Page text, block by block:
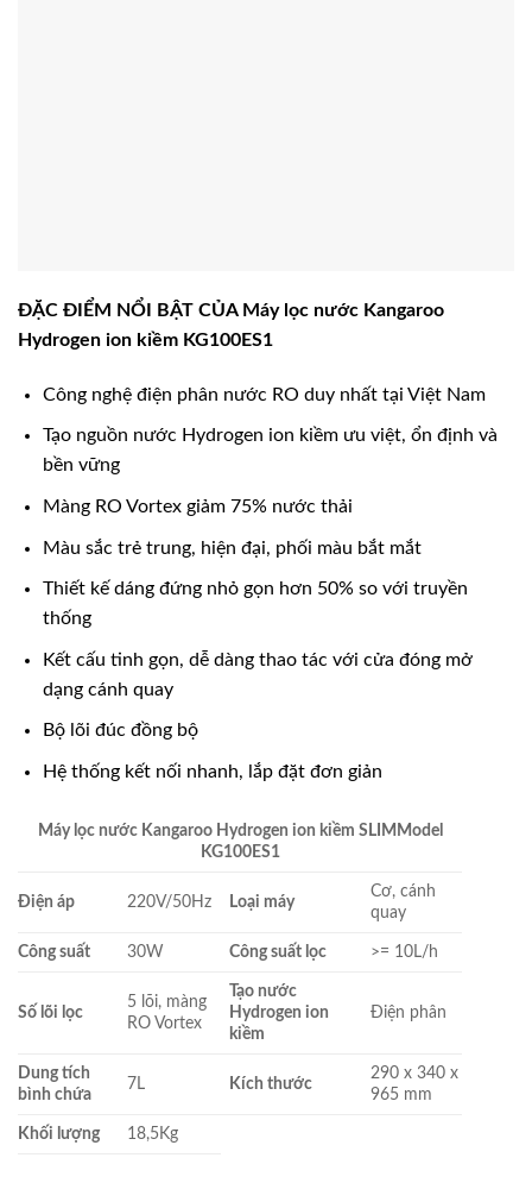
ĐẶC ĐIỂM NỔI BẬT CỦA Máy lọc nước Kangaroo
Hydrogen ion kiềm KG100ES1
Công nghệ điện phân nước RO duy nhất tại Việt Nam
Tạo nguồn nước Hydrogen ion kiềm ưu việt, ổn định và
bền vững
Màng RO Vortex giảm 75% nước thải
Màu sắc trẻ trung, hiện đại, phối màu bắt mắt
Thiết kế dáng đứng nhỏ gọn hơn 50% so với truyền
thống
Kết cấu tinh gọn, dễ dàng thao tác với cửa đóng mở
dạng cánh quay
Bộ lõi đúc đồng bộ
Hệ thống kết nối nhanh, lắp đặt đơn giản
Máy lọc nước Kangaroo Hydrogen ion kiềm SLIM Model
KG100ES1
Điện áp 220V/50Hz Loại máy
Cơ, cánh
quay
Công suất 30W Công suất lọc >= 10L/h
Số lõi lọc
5 lõi, màng
RO Vortex
Tạo nước
Hydrogen ion
kiềm
Điện phân
Dung tích
bình chứa
7L Kích thước
290 x 340 x
965 mm
Khối lượng 18,5Kg